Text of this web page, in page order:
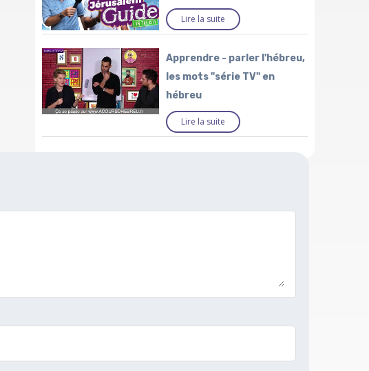
Lire la suite
Apprendre - parler l'hébreu,
les mots "série TV" en
hébreu
Lire la suite